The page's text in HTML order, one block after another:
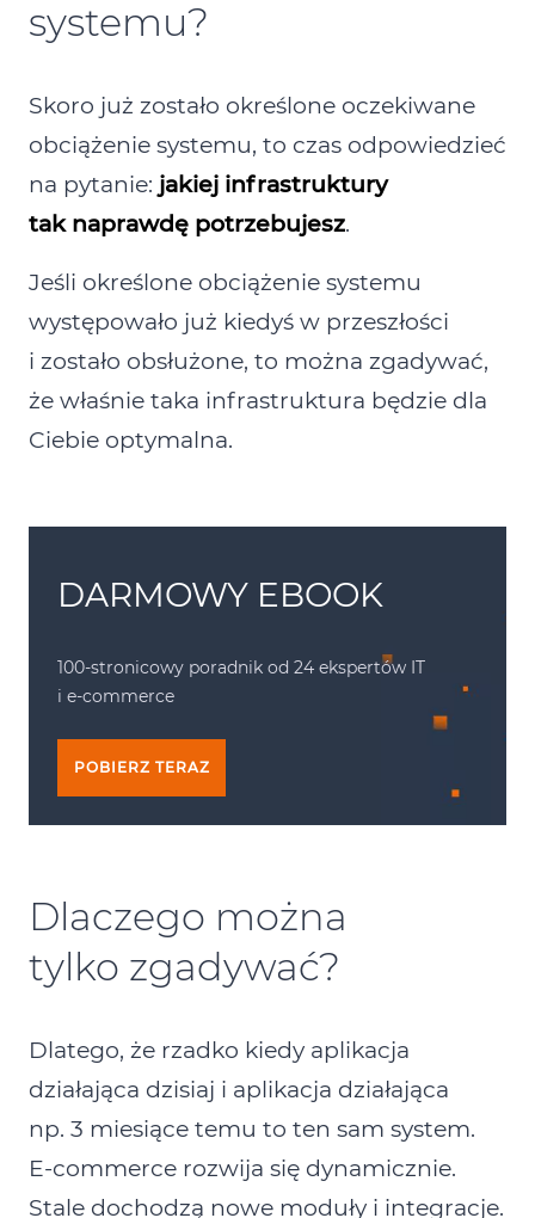
systemu?
Skoro już zostało określone oczekiwane
obciążenie systemu, to czas odpowiedzieć
na pytanie: jakiej infrastruktury
tak naprawdę potrzebujesz.
Jeśli określone obciążenie systemu
występowało już kiedyś w przeszłości
i zostało obsłużone, to można zgadywać,
że właśnie taka infrastruktura będzie dla
Ciebie optymalna.
DARMOWY EBOOK
100-stronicowy poradnik od 24 ekspertów IT
i e-commerce
POBIERZ TERAZ
Dlaczego można
tylko zgadywać?
Dlatego, że rzadko kiedy aplikacja
działająca dzisiaj i aplikacja działająca
np. 3 miesiące temu to ten sam system.
E‑commerce rozwija się dynamicznie.
Stale dochodzą nowe moduły i integracje.